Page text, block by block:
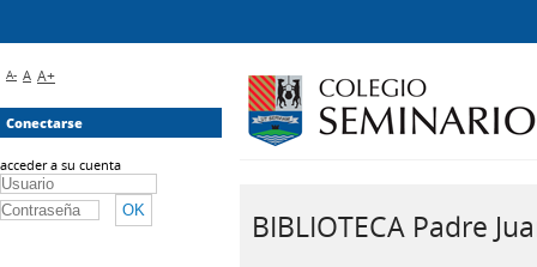
BIBLIOTECA Padre
A- A A+
Conectarse
acceder a su cuenta